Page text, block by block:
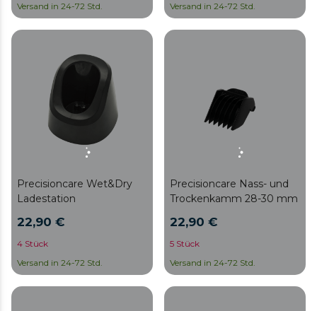
Versand in 24-72 Std.
Versand in 24-72 Std.
Precisioncare Wet&Dry
Ladestation
22,90 €
4 Stück
Versand in 24-72 Std.
Precisioncare Nass- und
Trockenkamm 28-30 mm
22,90 €
5 Stück
Versand in 24-72 Std.